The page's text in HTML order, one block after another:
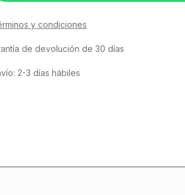
y condiciones
de devolución de 30 días
2-3 días hábiles